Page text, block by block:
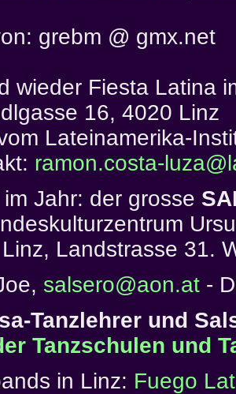
grebm @ gmx.net
wieder Fiesta Latina
16, 4020 Linz
Lateinamerika-
ramon.costa-
Jahr: der grosse
Landstrasse 31.
salsero@aon.at-
Tanzlehrer und
Tanzschulen und
in Linz: Fuego